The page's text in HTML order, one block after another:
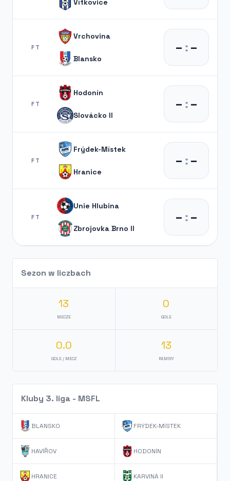
Vítkovice
FT
Vrchovina
Blansko
– :–
FT
Hodonín
Slovácko II
– :–
FT
Frýdek-Místek
Hranice
– :–
FT
Unie Hlubina
Zbrojovka Brno II
– :–
Sezon w liczbach
13
MECZE
0
GOLE
0.0
GOLE / MECZ
13
REMISY
Kluby 3. liga - MSFL
BLANSKO FRÝDEK-MÍSTEK
HAVÍŘOV HODONÍN
HRANICE KARVINÁ II